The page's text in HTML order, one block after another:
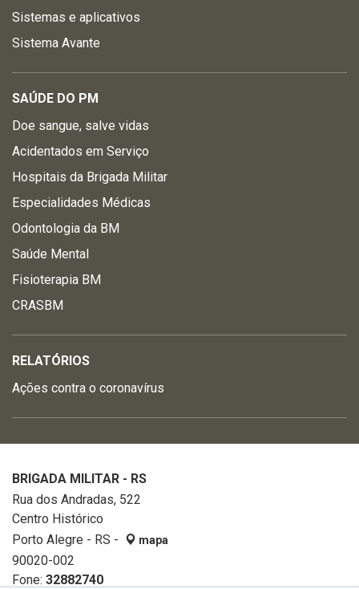
Sistemas e aplicativos
Sistema Avante
SAÚDE DO PM
Doe sangue, salve vidas
Acidentados em Serviço
Hospitais da Brigada Militar
Especialidades Médicas
Odontologia da BM
Saúde Mental
Fisioterapia BM
CRASBM
RELATÓRIOS
Ações contra o coronavírus
BRIGADA MILITAR - RS
Rua dos Andradas, 522
Centro Histórico
Porto Alegre - RS -
mapa
90020-002
Fone: 32882740